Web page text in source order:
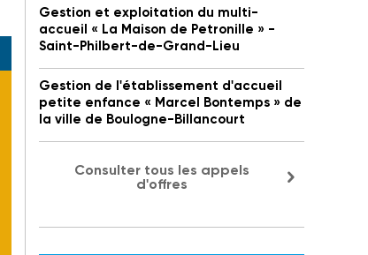
Gestion et exploitation du multi-
accueil « La Maison de Petronille » -
Saint-Philbert-de-Grand-Lieu
Gestion de l'établissement d'accueil
petite enfance « Marcel Bontemps » de
la ville de Boulogne-Billancourt
Consulter tous les appels
d'offres